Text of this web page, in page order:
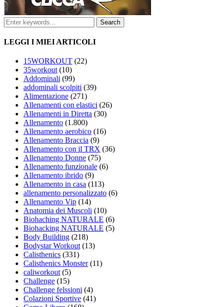
LEGGI I MIEI ARTICOLI
15WORKOUT (22)
35workout (10)
Addominali (99)
addominali scolpiti (39)
Alimentazione (271)
Allenamenti con elastici (26)
Allenamenti in Diretta (30)
Allenamento (1.800)
Allenamento aerobico (16)
Allenamento Braccia (9)
Allenamento con il TRX (36)
Allenamento Donne (75)
Allenamento funzionale (6)
Allenamento ibrido (9)
Allenamento in casa (113)
allenamento personalizzato (6)
Allenamento Vip (14)
Anatomia dei Muscoli (10)
Biohaching NATURALE (6)
Biohacking NATURALE (5)
Body Building (218)
Bodystar Workout (13)
Calisthenics (331)
Calisthenics Monster(11)
caliworkout (5)
Challenge (15)
Challenge felssioni (4)
Colazioni Sportive (41)